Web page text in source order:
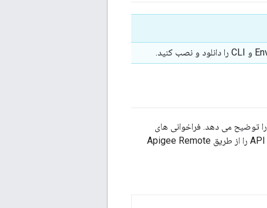
این مثال نحوه استفاده از Apigee Adapter for Envoy با Apigee Edge برای Public Cloud را توضیح می دهد. فراخوانی های
پراکسی API از طریق Envoy در حال اجرا به عنوان یک برنامه بومی با Edge که خدمات مدیریت API را از طریق Apigee Remote